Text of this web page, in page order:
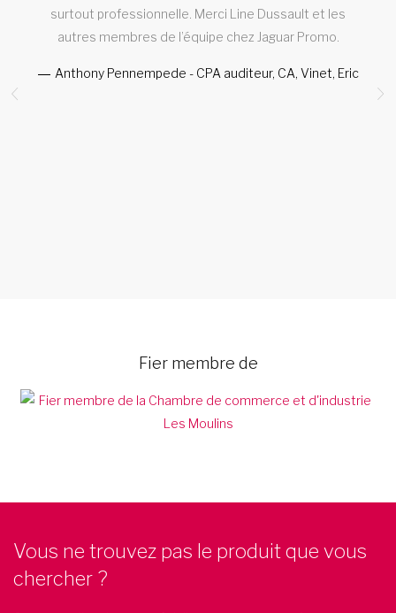
surtout professionnelle. Merci Line Dussault et les
autres membres de l’équipe chez Jaguar Promo.
Anthony Pennempede - CPA auditeur, CA, Vinet, Eric
Fier membre de
Vous ne trouvez pas le produit que vous
chercher ?